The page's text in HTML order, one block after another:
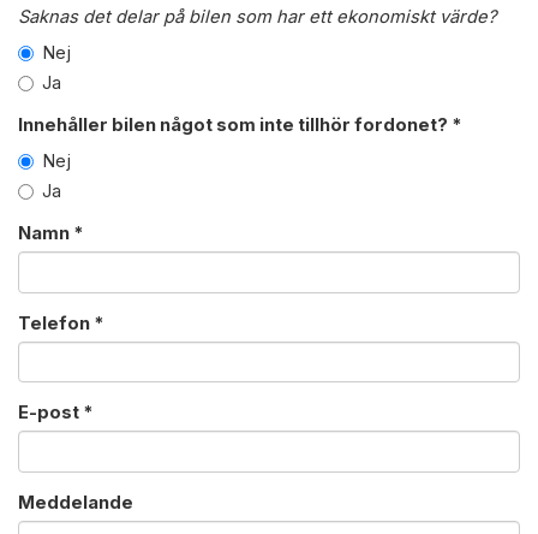
Saknas det delar på bilen som har ett ekonomiskt värde?
Nej
Ja
Innehåller bilen något som inte tillhör fordonet? *
Nej
Ja
Namn *
Telefon *
E-post *
Meddelande